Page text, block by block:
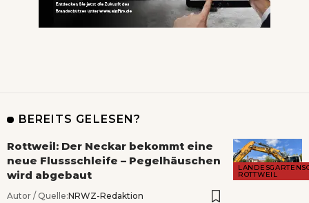
BEREITS GELESEN?
ROTTWEIL
Rottweil: Der Neckar bekommt eine
neue Flussschleife – Pegelhäuschen
wird abgebaut
Autor / Quelle:NRWZ-Redaktion